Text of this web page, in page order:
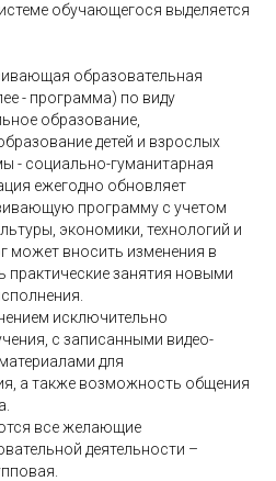
обучающегося выделяется
образовательная
- программа) по виду
образование,
детей и взрослых
- социально-гуманитарная
ежегодно обновляет
программу с учетом
экономики, технологий и
может вносить изменения в
практические занятия новыми
исключительно
с записанными видео-
для
а также возможность общения
все желающие
деятельности –